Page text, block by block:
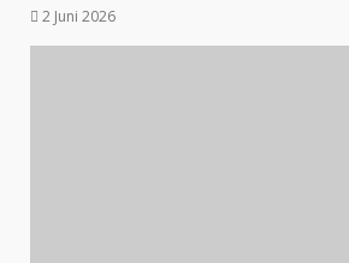
2 Juni 2026